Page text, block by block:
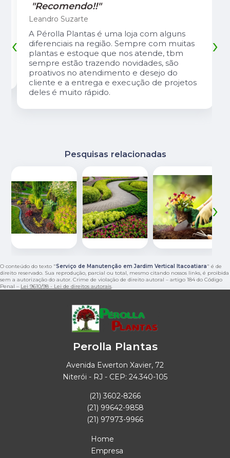
"Recomendo!!"
Leandro Suzarte
A Pérolla Plantas é uma loja com alguns
diferenciais na região. Sempre com muitas
plantas e estoque que nos atende, tbm
sempre estão trazendo novidades, são
proativos no atendimento e desejo do
cliente e a entrega e execução de projetos
deles é muito rápido.
‹ ›
Pesquisas relacionadas
‹ ›
O conteúdo do texto "Serviço de Manutenção em Jardim Vertical Itacoatiara" é de
direito reservado. Sua reprodução, parcial ou total, mesmo citando nossos links, é proibida
sem a autorização do autor. Crime de violação de direito autoral – artigo 184 do Código
Penal – Lei 9610/98 - Lei de direitos autorais.
Perolla Plantas
Avenida Ewerton Xavier, 72
Niterói - RJ - CEP: 24.340-105
(21) 3602-8266
(21) 99642-9858
(21) 97973-9966
Home
Empresa